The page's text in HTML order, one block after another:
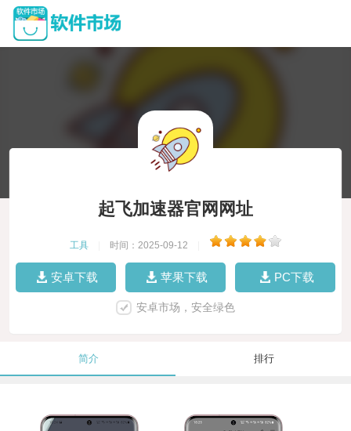
起飞加速器官网网址
工具 时间：2025-09-12
安卓下载 苹果下载 PC下载
安卓市场，安全绿色
简介 排行